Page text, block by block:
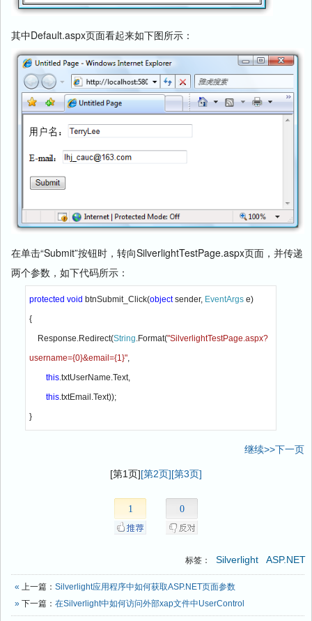
其中Default.aspx页面看起来如下图所示：
在单击“Submit”按钮时，转向SilverlightTestPage.aspx页面，并传递
两个参数，如下代码所示：
protected void btnSubmit_Click(object sender, EventArgs e)
{
    Response.Redirect(
String.Format("SilverlightTestPage.aspx?
username={0}&email={1}",
this.txtUserName.Text,
this.txtEmail.Text));
}
继续>>下一页
[第1页][第2页][第3页]
1 0
标签： Silverlight ASP.NET
« 上一篇： Silverlight应用程序中如何获取ASP.NET页面参数
» 下一篇： 在Silverlight中如何访问外部xap文件中UserControl